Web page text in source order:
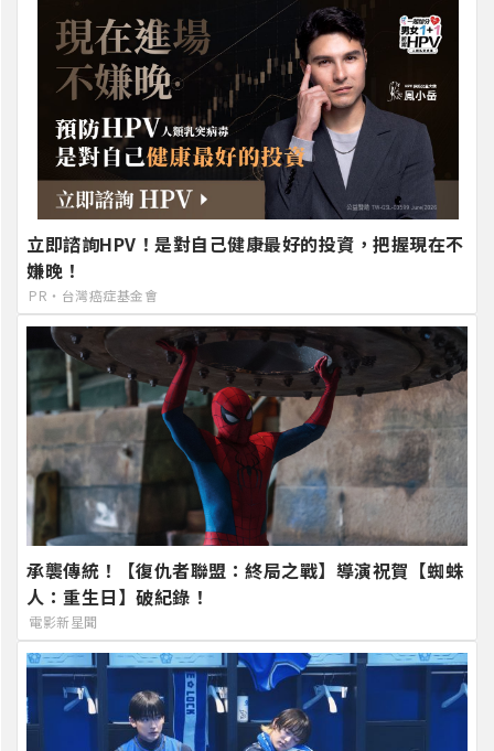
立即諮詢HPV！是對自己健康最好的投資，把握現在不
嫌晚！
PR・台灣癌症基金會
承襲傳統！【復仇者聯盟：終局之戰】導演祝賀【蜘蛛
人：重生日】破紀錄！
電影新星聞